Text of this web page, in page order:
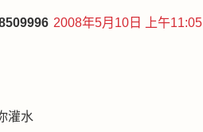
2008年5月10日 上午11:05
灌水